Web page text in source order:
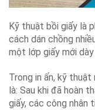
Kỹ thuật bồi giấy là
cách dán chồng
một lớp giấy mới
Trong in ấn, kỹ
là: Sau khi đã hoàn
giấy, các công